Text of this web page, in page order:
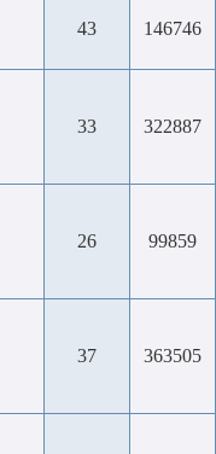
43 146746
33 322887
26 99859
37 363505